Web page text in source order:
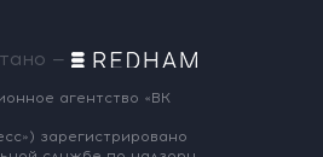
—
агентство «ВК
зарегистрировано